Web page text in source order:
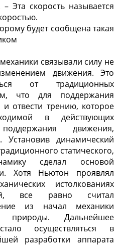
Эта скорость называется
будет сообщена такая
связывали силу не
движения. Это
от традиционных
что для поддержания
отвести трению, которое
в действующих
движения,
Установив динамический
статического,
сделал основой
Хотя Ньютон проявлял
истолкованиях
все равно считал
из начал механики
природы. Дальнейшее
осуществляться в
разработки аппарата